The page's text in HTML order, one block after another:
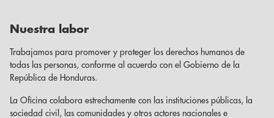
Nuestra labor
Trabajamos para promover y proteger los derechos humanos de
todas las personas, conforme al acuerdo con el Gobierno de la
República de Honduras.
La Oficina colabora estrechamente con las instituciones públicas, la
sociedad civil, las comunidades y otros actores nacionales e